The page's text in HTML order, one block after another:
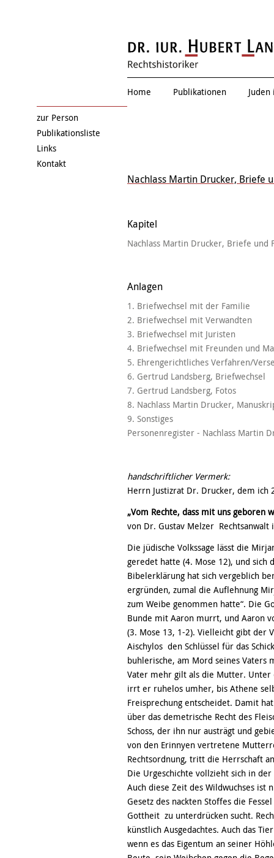
Renate
Home Publikationen
Nachlass Martin Drucker, Briefe
Kapitel
Nachlass Martin Drucker, Briefe und
Anlagen
1. Briefwechsel mit der Familie
2. Briefwechsel mit Verwandten
3. Briefwechsel mit Juristen
4. Briefwechsel mit Freunden und
5. Ehrengerichtliches Verfahren/
6. Gertrud Landsberg, Briefwechsel
7. Gertrud Landsberg, Fotos
8. Nachlass Martin Drucker,
9. Sonstiges
Personenregister - Nachlass Martin
handschriftlicher Vermerk:
Herrn Justizrat Dr. Drucker, dem ich
„Vom Rechte, dass mit uns geboren
von Dr. Gustav Melzer Rechtsanwalt
Die jüdische Volkssage lässt die
geredet hatte (4. Mose 12), und
Bibelerklärung hat sich vergeblich
ergründen, zumal die Auflehnung
zum Weibe genommen hatte“. Die
Bunde mit Aaron murrt, und Aaron
(3. Mose 13, 1-2). Vielleicht gibt der
Aischylos den Schlüssel für das
buhlerische, am Mord seines Vaters
Vater mehr gilt als die Mutter. Unter
irrt er ruhelos umher, bis Athene
Freisprechung entscheidet. Damit
über das demetrische Recht des
Schoss, der ihn nur austrägt und
von den Erinnyen vertretene
Rechtsordnung, tritt die Herrschaft
Die Urgeschichte vollzieht sich in
Auch diese Zeit des Wildwuchses ist
Gesetz des nackten Stoffes die
Gottheit zu unterdrücken sucht.
künstlich Ausgedachtes. Auch das
wenn es das Eigentum an seiner
zur Person
Publikationsliste
Links
Kontakt